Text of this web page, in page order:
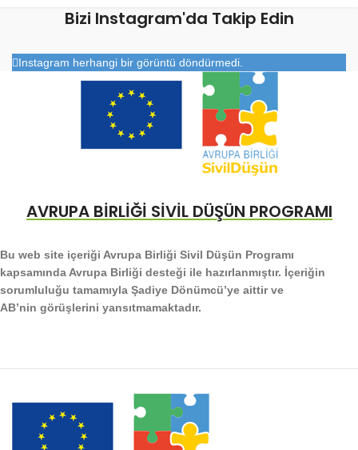
Bizi Instagram'da Takip Edin
Instagram herhangi bir görüntü döndürmedi.
AVRUPA BİRLİĞİ SİVİL DÜŞÜN PROGRAMI
Bu web site içeriği Avrupa Birliği Sivil Düşün Programı
kapsamında Avrupa Birliği desteği ile hazırlanmıştır. İçeriğin
sorumluluğu tamamıyla Şadiye Dönümcü’ye aittir ve
AB’nin görüşlerini yansıtmamaktadır.